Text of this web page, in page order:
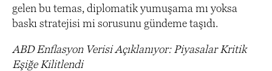
gelen bu temas, diplomatik yumuşama mı yoksa
baskı stratejisi mi sorusunu gündeme taşıdı.
ABD Enflasyon Verisi Açıklanıyor: Piyasalar Kritik
Eşiğe Kilitlendi